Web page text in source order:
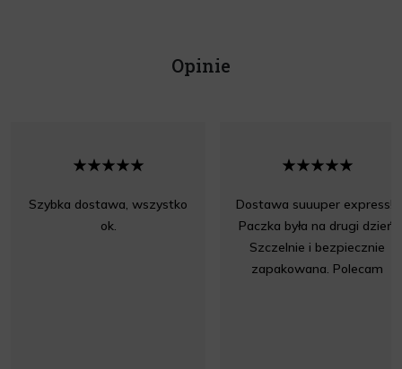
Opinie
Szybka dostawa, wszystko
ok.
Dostawa suuuper express!!!
Paczka była na drugi dzień.
Szczelnie i bezpiecznie
zapakowana. Polecam